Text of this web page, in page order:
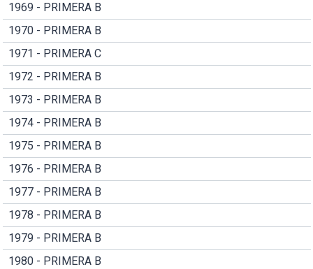
1969 - PRIMERA B
1970 - PRIMERA B
1971 - PRIMERA C
1972 - PRIMERA B
1973 - PRIMERA B
1974 - PRIMERA B
1975 - PRIMERA B
1976 - PRIMERA B
1977 - PRIMERA B
1978 - PRIMERA B
1979 - PRIMERA B
1980 - PRIMERA B